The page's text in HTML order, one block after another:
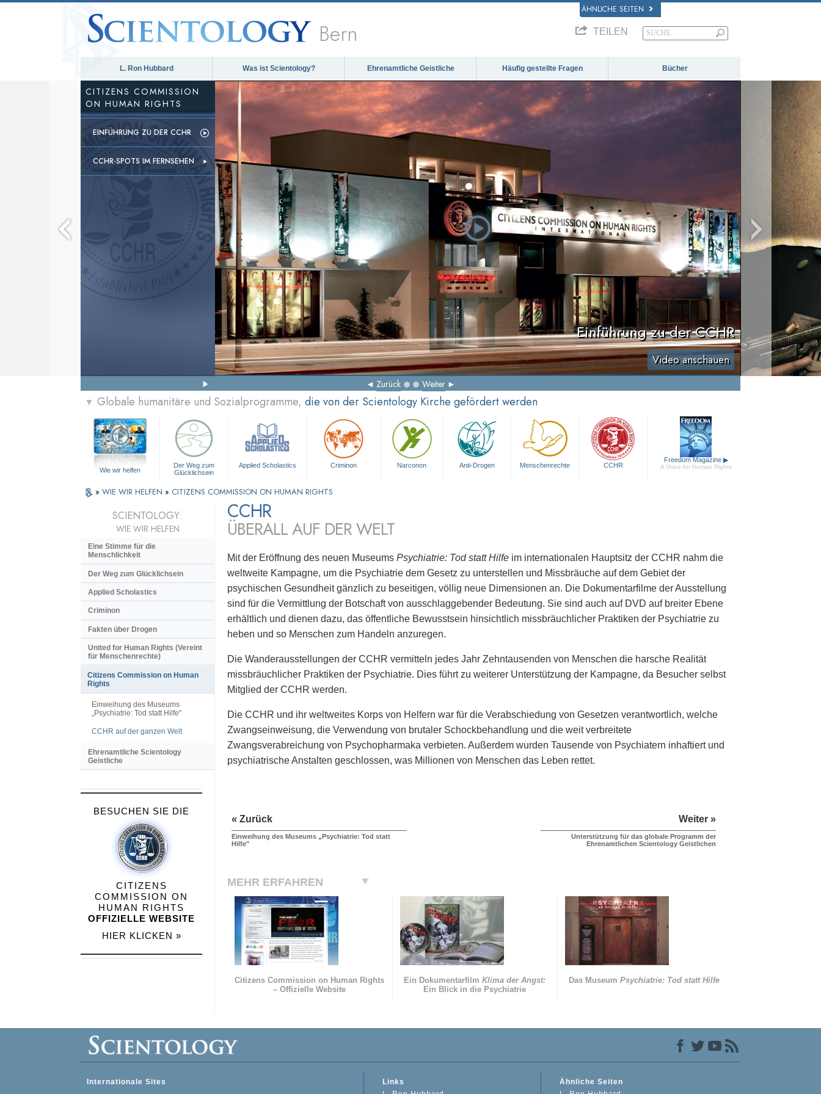
ÄHNLICHE SEITEN
Bern TEILEN
L. Ron Hubbard Was ist Scientology? Ehrenamtliche Geistliche Häufig gestellte Fragen Bücher
CITIZENS COMMISSION
ON HUMAN RIGHTS
EINFÜHRUNG ZU DER CCHR
CCHR-SPOTS IM FERNSEHEN
Einführung zu der CCHR
Video anschauen
Zurück Weiter
▼ Globale humanitäre und Sozialprogramme, die von der Scientology Kirche gefördert werden
Wie wir helfen
Der Weg zum
Glücklichsein
Applied Scholastics Criminon Narconon Anti-Drogen Menschenrechte CCHR
Freedom Magazine ▶
A Voice for Human Rights
» WIE WIR HELFEN » CITIZENS COMMISSION ON HUMAN RIGHTS
CCHR
ÜBERALL AUF DER WELT
Mit der Eröffnung des neuen Museums Psychiatrie: Tod statt Hilfe im internationalen Hauptsitz der CCHR nahm die
weltweite Kampagne, um die Psychiatrie dem Gesetz zu unterstellen und Missbräuche auf dem Gebiet der
psychischen Gesundheit gänzlich zu beseitigen, völlig neue Dimensionen an. Die Dokumentarfilme der Ausstellung
sind für die Vermittlung der Botschaft von ausschlaggebender Bedeutung. Sie sind auch auf DVD auf breiter Ebene
erhältlich und dienen dazu, das öffentliche Bewusstsein hinsichtlich missbräuchlicher Praktiken der Psychiatrie zu
heben und so Menschen zum Handeln anzuregen.
Die Wanderausstellungen der CCHR vermitteln jedes Jahr Zehntausenden von Menschen die harsche Realität
missbräuchlicher Praktiken der Psychiatrie. Dies führt zu weiterer Unterstützung der Kampagne, da Besucher selbst
Mitglied der CCHR werden.
Die CCHR und ihr weltweites Korps von Helfern war für die Verabschiedung von Gesetzen verantwortlich, welche
Zwangseinweisung, die Verwendung von brutaler Schockbehandlung und die weit verbreitete
Zwangsverabreichung von Psychopharmaka verbieten. Außerdem wurden Tausende von Psychiatern inhaftiert und
psychiatrische Anstalten geschlossen, was Millionen von Menschen das Leben rettet.
« Zurück
Einweihung des Museums „Psychiatrie: Tod statt
Hilfe"
Weiter »
Unterstützung für das globale Programm der
Ehrenamtlichen Scientology Geistlichen
MEHR ERFAHREN
Citizens Commission on Human Rights
– Offizielle Website
Ein DokumentarfilmKlima der Angst:
Ein Blick in die Psychiatrie
Das MuseumPsychiatrie: Tod statt Hilfe
SCIENTOLOGY:
WIE WIR HELFEN
Eine Stimme für die
Menschlichkeit
Der Weg zum Glücklichsein
Applied Scholastics
Criminon
Fakten über Drogen
United for Human Rights (Vereint
für Menschenrechte)
Citizens Commission on Human
Rights
Einweihung des Museums
„Psychiatrie: Tod statt Hilfe"
CCHR auf der ganzen Welt
Ehrenamtliche Scientology
Geistliche
BESUCHEN SIE DIE
CITIZENS
COMMISSION ON
HUMAN RIGHTS
OFFIZIELLE WEBSITE
HIER KLICKEN »
Internationale Sites
Links
Ähnliche Seiten